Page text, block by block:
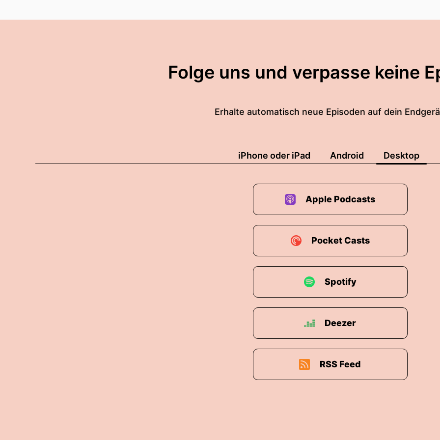
Folge uns und verpasse keine
Erhalte automatisch neue Episoden auf dein
iPhone oder iPad Android Desktop
Apple Podcasts
Pocket Casts
Spotify
Deezer
RSS Feed